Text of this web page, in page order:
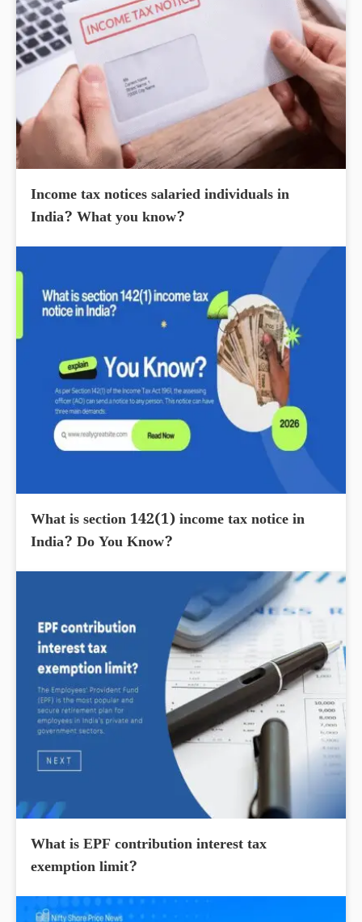
Income tax notices salaried individuals in
India? What you know?
What is section 142(1) income tax notice in
India? Do You Know?
What is EPF contribution interest tax
exemption limit?